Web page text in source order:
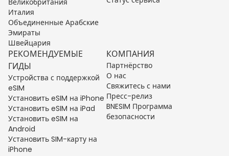
Великобритания
Италия
Объединенные Арабские
Эмираты
Швейцария
РЕКОМЕНДУЕМЫЕ
ГИДЫ
Устройства с поддержкой
eSIM
Установить eSIM на iPhone
Установить eSIM на iPad
Установить eSIM на
Android
Установить SIM-карту на
iPhone
КОМПАНИЯ
Партнёрство
О нас
Свяжитесь с нами
Пресс-релиз
BNESIM Программа
безопасности